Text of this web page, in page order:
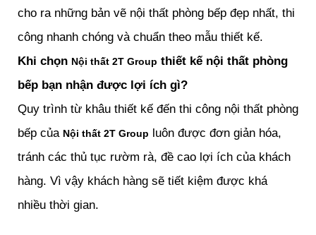
cho ra những bản vẽ nội thất phòng bếp đẹp nhất, thi
công nhanh chóng và chuẩn theo mẫu thiết kế.
Khi chọn Nội thất 2T Group thiết kế nội thất phòng
bếp bạn nhận được lợi ích gì?
Quy trình từ khâu thiết kế đến thi công nội thất phòng
bếp của Nội thất 2T Group luôn được đơn giản hóa,
tránh các thủ tục rườm rà, đề cao lợi ích của khách
hàng. Vì vậy khách hàng sẽ tiết kiệm được khá
nhiều thời gian.